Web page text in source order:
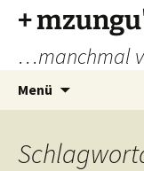
Zum
Inhalt
springen
+
…manchmal
Menü